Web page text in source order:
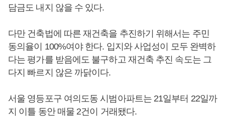
담금도 내지 않을 수 있다.
다만 건축법에 따른 재건축을 추진하기 위해서는 주민
동의율이 100%여야 한다. 입지와 사업성이 모두 완벽하
다는 평가를 받음에도 불구하고 재건축 추진 속도는 그
다지 빠르지 않은 까닭이다.
서울 영등포구 여의도동 시범아파트는 21일부터 22일까
지 이틀 동안 매물 2건이 거래됐다.